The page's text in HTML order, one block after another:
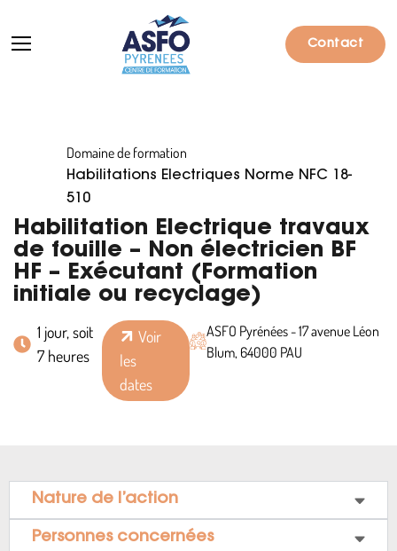
Contact
Formations
Particuliers
Entreprises
Qui sommes-nous ?
Informations pratiques
Notre catalogue
Domaine de formation
Habilitations Electriques Norme NFC 18-
510
Habilitation Electrique travaux
de fouille – Non électricien BF
HF – Exécutant (Formation
initiale ou recyclage)
1 jour, soit
7 heures
Voir
les
dates
ASFO Pyrénées - 17 avenue Léon
Blum, 64000 PAU
Nature de l’action
Personnes concernées